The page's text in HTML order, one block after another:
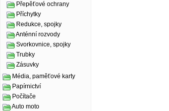
Přepěťové ochrany
Příchytky
Redukce, spojky
Anténní rozvody
Svorkovnice, spojky
Trubky
Zásuvky
Média, paměťové karty
Papírnictví
Počítače
Auto moto